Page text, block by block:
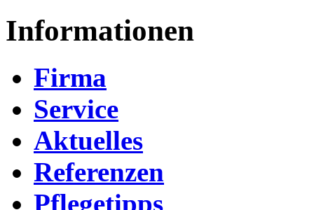
Informationen
Firma
Service
Aktuelles
Referenzen
Pflegetipps